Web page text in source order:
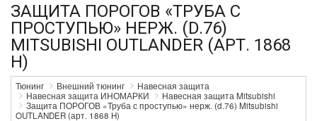
ЗАЩИТА ПОРОГОВ «ТРУБА С
ПРОСТУПЬЮ» НЕРЖ. (D.76)
MITSUBISHI OUTLANDER (АРТ. 1868
H)
Тюнинг Внешний тюнинг
Навесная защита
Навесная защита ИНОМАРКИ
Навесная защита Mitsubishi
Защита ПОРОГОВ «Труба с проступью» нерж. (d.76) Mitsubishi
OUTLANDER (арт. 1868 H)